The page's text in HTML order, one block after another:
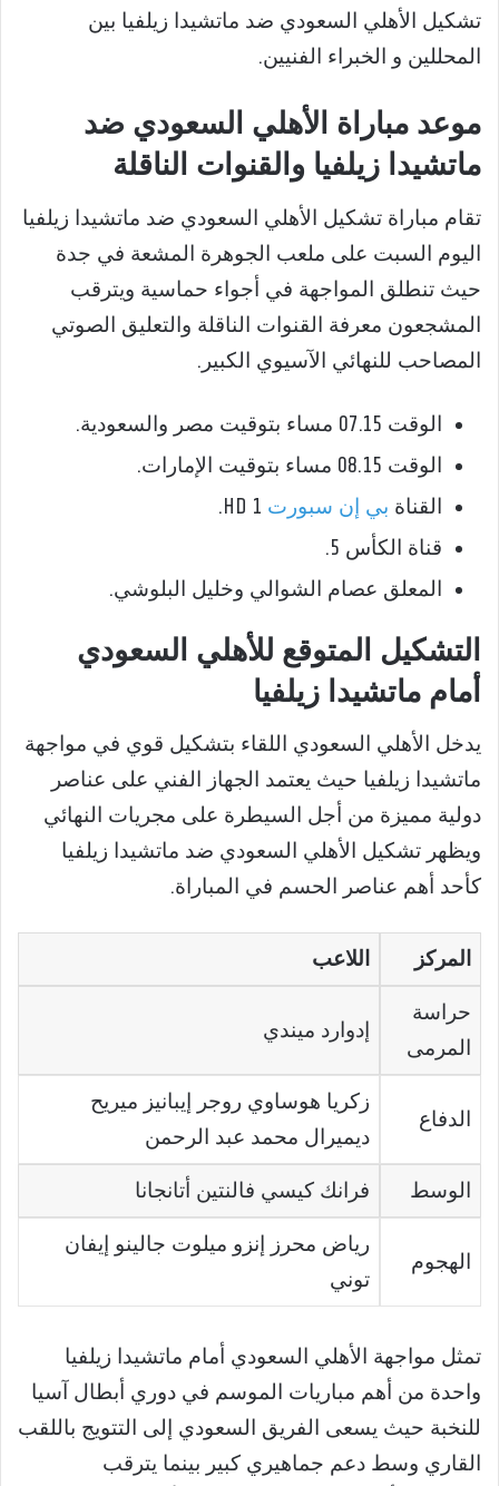
تشكيل الأهلي السعودي ضد ماتشيدا زيلفيا بين
المحللين و الخبراء الفنيين.
موعد مباراة الأهلي السعودي ضد
ماتشيدا زيلفيا والقنوات الناقلة
تقام مباراة تشكيل الأهلي السعودي ضد ماتشيدا زيلفيا
اليوم السبت على ملعب الجوهرة المشعة في جدة
حيث تنطلق المواجهة في أجواء حماسية ويترقب
المشجعون معرفة القنوات الناقلة والتعليق الصوتي
المصاحب للنهائي الآسيوي الكبير.
الوقت 07.15 مساء بتوقيت مصر والسعودية.
الوقت 08.15 مساء بتوقيت الإمارات.
القناة بي إن سبورت
قناة الكأس 5.
المعلق عصام الشوالي وخليل البلوشي.
التشكيل المتوقع للأهلي السعودي
أمام ماتشيدا زيلفيا
يدخل الأهلي السعودي اللقاء بتشكيل قوي في مواجهة
ماتشيدا زيلفيا حيث يعتمد الجهاز الفني على عناصر
دولية مميزة من أجل السيطرة على مجريات النهائي
ويظهر تشكيل الأهلي السعودي ضد ماتشيدا زيلفيا
كأحد أهم عناصر الحسم في المباراة.
المركز اللاعب
حراسة
المرمى
إدوارد ميندي
الدفاع
زكريا هوساوي روجر إيبانيز ميريح
ديميرال محمد عبد الرحمن
الوسط فرانك كيسي فالنتين أتانجانا
الهجوم
رياض محرز إنزو ميلوت جالينو إيفان
توني
تمثل مواجهة الأهلي السعودي أمام ماتشيدا زيلفيا
واحدة من أهم مباريات الموسم في دوري أبطال آسيا
للنخبة حيث يسعى الفريق السعودي إلى التتويج باللقب
القاري وسط دعم جماهيري كبير بينما يترقب